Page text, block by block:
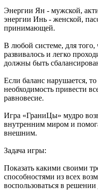
Энергии Ян - мужской,
энергии Инь - женской,
принимающей.
В любой системе, для
развивалось и легко
должны быть
Если баланс нарушается, то
необходимость привести
равновесие.
Игра «ГраниЦы» мудро
внутренним миром и
внешним.
Задача игры:
Показать какими своими
способностями из всех
воспользоваться в решении